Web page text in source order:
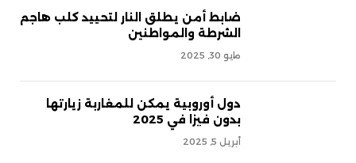
ضابط أمن يطلق النار لتحييد كلب هاجم
الشرطة والمواطنين
مايو 30, 2025
دول أوروبية يمكن للمغاربة زيارتها
بدون فيزا في 2025
أبريل 5, 2025